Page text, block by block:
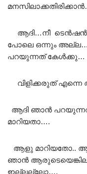
ആദി…നീ ടെൻഷൻ
പോലെ ഒന്നും
പറയുന്നത് കേൾക്കു…
വിളിക്കരുത്
ആദി ഞാൻ
മാറിയതാ….
ആളു മാറിയതോ..
ഞാൻ
ഇല്ലല്ലോ….